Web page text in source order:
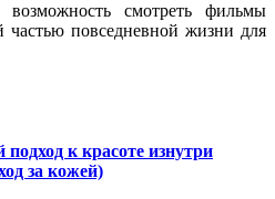
смотреть фильмы
частью повседневной жизни для
к красоте изнутри
за кожей)